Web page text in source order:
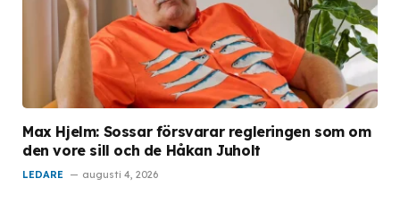
Max Hjelm: Sossar försvarar regleringen som om
den vore sill och de Håkan Juholt
LEDARE augusti 4, 2026